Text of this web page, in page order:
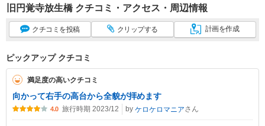
旧円覚寺放生橋 クチコミ・アクセス・周辺情報
クチコミ を投稿 クリップする 計画を作成
ピックアップ クチコミ
満足度の高いクチコミ
向かって右手の高台から全貌が拝めます
4.0 旅行時期 2023/12 by ケロケロマニアさん